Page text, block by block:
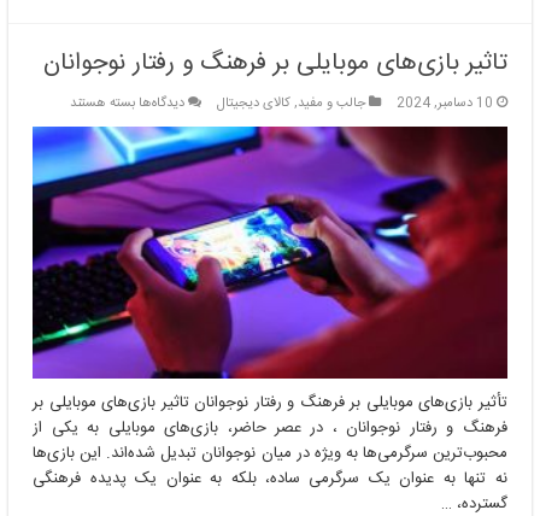
تاثیر بازی‌های موبایلی بر فرهنگ و رفتار نوجوانان
10 دسامبر, 2024 جالب و مفید,کالای دیجیتال دیدگاه‌هابرای
تاثیر
بازی‌های
موبایلی
بر
و
رفتار
نوجوانان
بسته هستند
تأثیر بازی‌های موبایلی بر فرهنگ و رفتار نوجوانان تاثیر بازی‌های موبایلی بر
فرهنگ و رفتار نوجوانان ، در عصر حاضر، بازی‌های موبایلی به یکی از
محبوب‌ترین سرگرمی‌ها به ویژه در میان نوجوانان تبدیل شده‌اند. این بازی‌ها
نه تنها به عنوان یک سرگرمی ساده، بلکه به عنوان یک پدیده فرهنگی
گسترده، …